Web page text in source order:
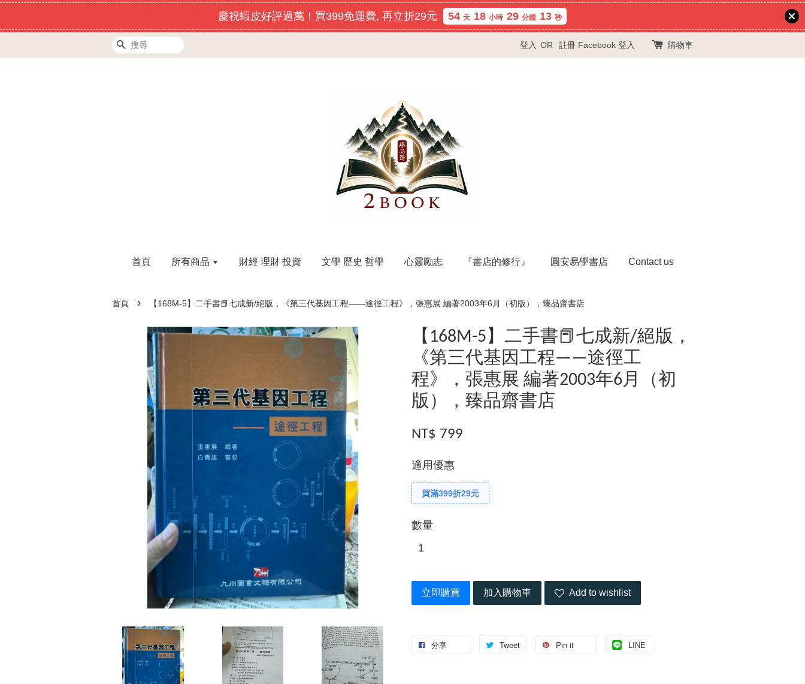
慶祝蝦皮好評過萬！買399免運費, 再立折29元 54 天 18 小時 29 分鐘 12 秒
搜尋 登入 OR 註冊 Facebook 登入 購物車
首頁 所有商品 財經 理財 投資 文學 歷史 哲學 心靈勵志 『書店的修行』 圓安易學書店 Contact us
首頁 › 【168M-5】二手書📕七成新/絕版，《第三代基因工程——途徑工程》，張惠展 編著2003年6月（初版），臻品齋書店
【168M-5】二手書📕七成新/絕版，
《第三代基因工程——途徑工
程》，張惠展 編著2003年6月（初
版），臻品齋書店
NT$ 799
適用優惠
買滿399折29元
數量
立即購買 加入購物車 Add to wishlist
分享 Tweet Pin it LINE